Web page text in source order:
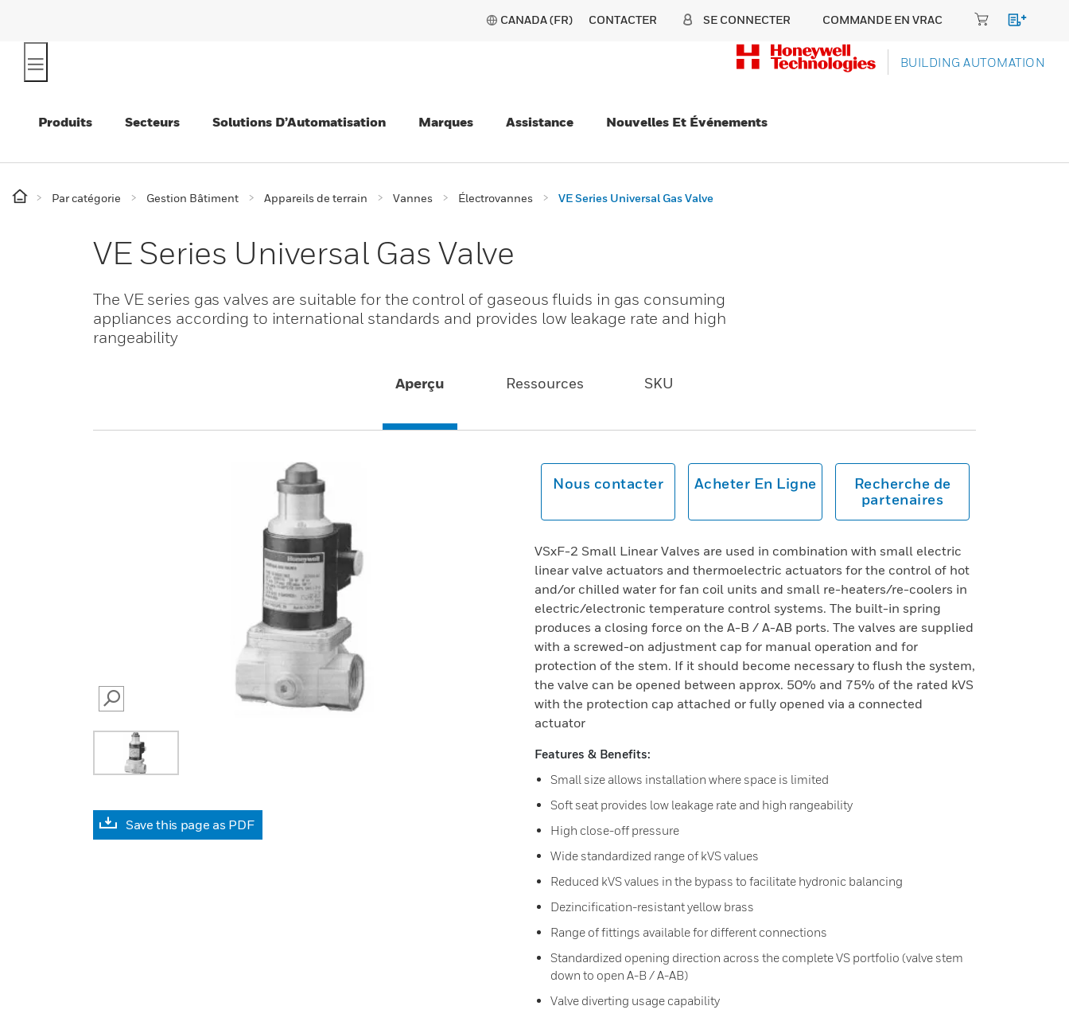
CANADA (FR) CONTACTER SE CONNECTER COMMANDE EN VRAC
BUILDING AUTOMATION
Produits Secteurs Solutions D’Automatisation Marques Assistance Nouvelles Et Événements
Par catégorie Gestion Bâtiment Appareils de terrain Vannes Électrovannes VE Series Universal Gas Valve
VE Series Universal Gas Valve
The VE series gas valves are suitable for the control of gaseous fluids in gas consuming
appliances according to international standards and provides low leakage rate and high
rangeability
Aperçu Ressources SKU
SEARCH
Save this page as PDF
Nous contacter Acheter En Ligne
Recherche de
partenaires
VSxF-2 Small Linear Valves are used in combination with small electric
linear valve actuators and thermoelectric actuators for the control of hot
and/or chilled water for fan coil units and small re-heaters/re-coolers in
electric/electronic temperature control systems. The built-in spring
produces a closing force on the A-B / A-AB ports. The valves are supplied
with a screwed-on adjustment cap for manual operation and for
protection of the stem. If it should become necessary to flush the system,
the valve can be opened between approx. 50% and 75% of the rated kVS
with the protection cap attached or fully opened via a connected
actuator
Features & Benefits:
Small size allows installation where space is limited
Soft seat provides low leakage rate and high rangeability
High close-off pressure
Wide standardized range of kVS values
Reduced kVS values in the bypass to facilitate hydronic balancing
Dezincification-resistant yellow brass
Range of fittings available for different connections
Standardized opening direction across the complete VS portfolio (valve stem
down to open A-B / A-AB)
Valve diverting usage capability